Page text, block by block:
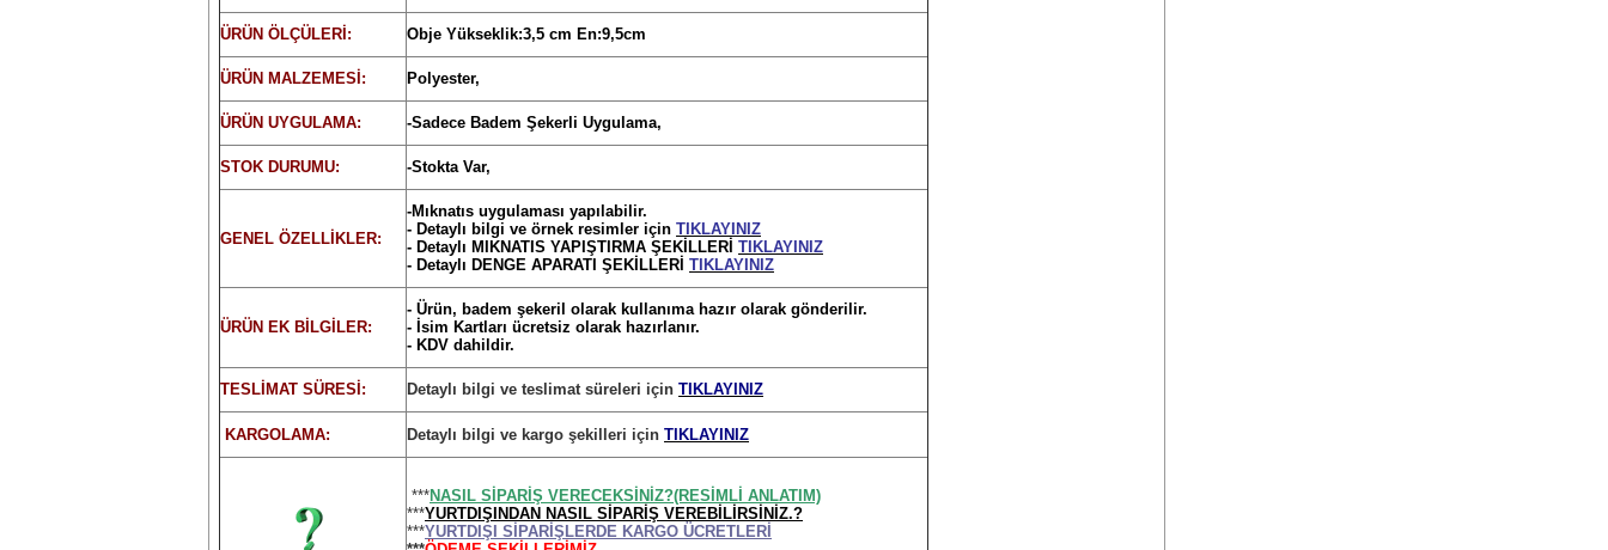
ÜRÜN ÖLÇÜLERİ: Obje Yükseklik:3,5 cm En:9,5cm
ÜRÜN MALZEMESİ: Polyester,
ÜRÜN UYGULAMA: -Sadece Badem Şekerli Uygulama,
STOK DURUMU: -Stokta Var,
GENEL ÖZELLİKLER:
-Mıknatıs uygulaması yapılabilir.
- Detaylı bilgi ve örnek resimler için TIKLAYINIZ
- Detaylı MIKNATIS YAPIŞTIRMA ŞEKİLLERİ TIKLAYINIZ
- Detaylı DENGE APARATI ŞEKİLLERİ TIKLAYINIZ
ÜRÜN EK BİLGİLER:
- Ürün, badem şekeril olarak kullanıma hazır olarak gönderilir.
- İsim Kartları ücretsiz olarak hazırlanır.
- KDV dahildir.
TESLİMAT SÜRESİ: Detaylı bilgi ve teslimat süreleri için TIKLAYINIZ
KARGOLAMA: Detaylı bilgi ve kargo şekilleri için TIKLAYINIZ
***NASIL SİPARİŞ VERECEKSİNİZ?(RESİMLİ ANLATIM)
***YURTDIŞINDAN NASIL SİPARİŞ VEREBİLİRSİNİZ.?
***YURTDIŞI SİPARİŞLERDE KARGO ÜCRETLERİ